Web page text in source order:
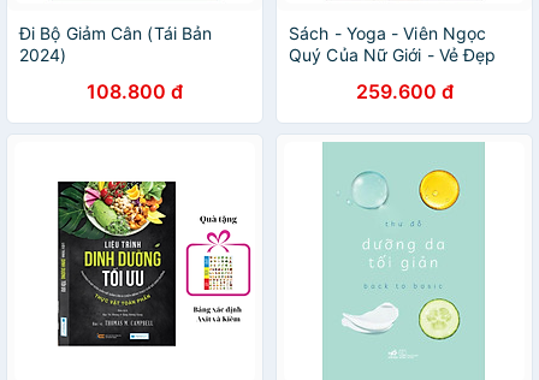
Đi Bộ Giảm Cân (Tái Bản
2024)
108.800 đ
Sách - Yoga - Viên Ngọc
Quý Của Nữ Giới - Vẻ Đẹp
259.600 đ